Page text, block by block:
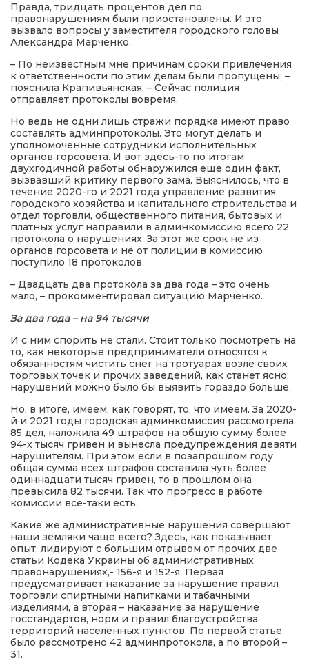
Правда, тридцать процентов дел по
правонарушениям были приостановлены. И это
вызвало вопросы у заместителя городского головы
Александра Марченко.
– По неизвестным мне причинам сроки привлечения
к ответственности по этим делам были пропущены, –
пояснила Крапивьянская. – Сейчас полиция
отправляет протоколы вовремя.
Но ведь не одни лишь стражи порядка имеют право
составлять админпротоколы. Это могут делать и
уполномоченные сотрудники исполнительных
органов горсовета. И вот здесь-то по итогам
двухгодичной работы обнаружился еще один факт,
вызвавший критику первого зама. Выяснилось, что в
течение 2020-го и 2021 года управление развития
городского хозяйства и капитального строительства и
отдел торговли, общественного питания, бытовых и
платных услуг направили в админкомиссию всего 22
протокола о нарушениях. За этот же срок не из
органов горсовета и не от полиции в комиссию
поступило 18 протоколов.
– Двадцать два протокола за два года – это очень
мало, – прокомментировал ситуацию Марченко.
За два года – на 94 тысячи
И с ним спорить не стали. Стоит только посмотреть на
то, как некоторые предприниматели относятся к
обязанностям чистить снег на тротуарах возле своих
торговых точек и прочих заведений, как станет ясно:
нарушений можно было бы выявить гораздо больше.
Но, в итоге, имеем, как говорят, то, что имеем. За 2020-
й и 2021 годы городская админкомиссия рассмотрела
85 дел, наложила 49 штрафов на общую сумму более
94-х тысяч гривен и вынесла предупреждения девяти
нарушителям. При этом если в позапрошлом году
общая сумма всех штрафов составила чуть более
одиннадцати тысяч гривен, то в прошлом она
превысила 82 тысячи. Так что прогресс в работе
комиссии все-таки есть.
Какие же административные нарушения совершают
наши земляки чаще всего? Здесь, как показывает
опыт, лидируют с большим отрывом от прочих две
статьи Кодека Украины об административных
правонарушениях,- 156-я и 152-я. Первая
предусматривает наказание за нарушение правил
торговли спиртными напитками и табачными
изделиями, а вторая – наказание за нарушение
госстандартов, норм и правил благоустройства
территорий населенных пунктов. По первой статье
было рассмотрено 42 админпротокола, а по второй –
31.